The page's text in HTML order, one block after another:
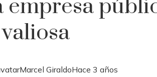
empresa
Marcel GiraldoHace 3 años